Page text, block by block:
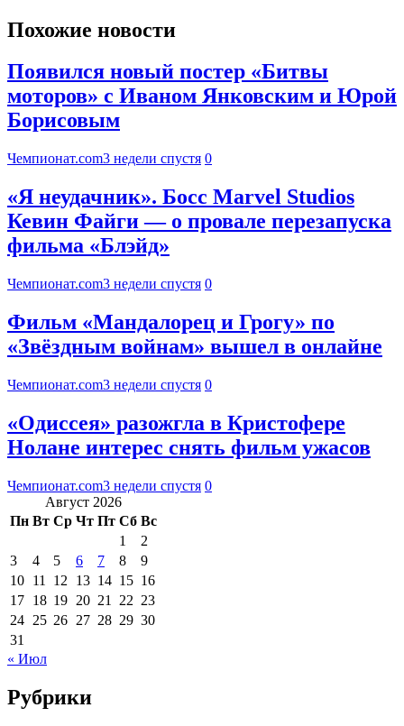
Похожие новости
Появился новый постер «Битвы
моторов» с Иваном Янковским и Юрой
Борисовым
Чемпионат.com3 недели спустя 0
«Я неудачник». Босс Marvel Studios
Кевин Файги — о провале перезапуска
фильма «Блэйд»
Чемпионат.com3 недели спустя 0
Фильм «Мандалорец и Грогу» по
«Звёздным войнам» вышел в онлайне
Чемпионат.com3 недели спустя 0
«Одиссея» разожгла в Кристофере
Нолане интерес снять фильм ужасов
Чемпионат.com3 недели спустя 0
Август 2026
Пн Вт Ср Чт Пт Сб Вс
1
2
3
4 5 6 7 8
9
10 11 12 13 14 15 16
17 18 19 20 21 22 23
24 25 26 27 28 29 30
31
« Июл
Рубрики